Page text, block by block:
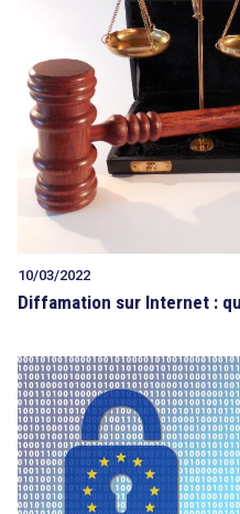
10/03/2022
Diffamation sur Internet :